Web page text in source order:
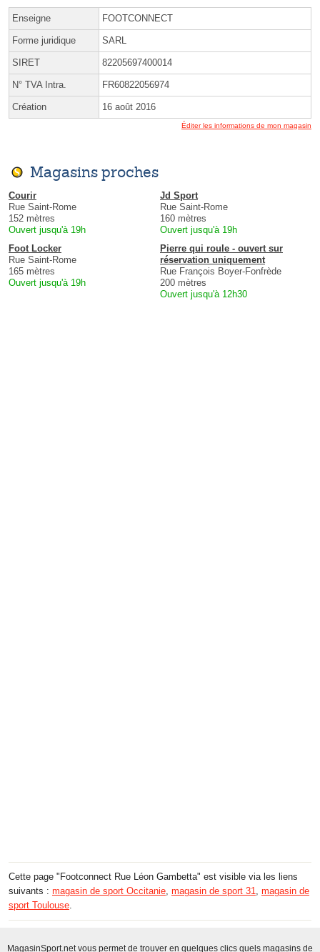
Enseigne FOOTCONNECT
Forme juridique SARL
SIRET 82205697400014
N° TVA Intra. FR60822056974
Création 16 août 2016
Éditer les informations de mon magasin
Magasins proches
Courir
Rue Saint-Rome
152 mètres
Ouvert jusqu'à 19h
Jd Sport
Rue Saint-Rome
160 mètres
Ouvert jusqu'à 19h
Foot Locker
Rue Saint-Rome
165 mètres
Ouvert jusqu'à 19h
Pierre qui roule - ouvert sur
réservation uniquement
Rue François Boyer-Fonfrède
200 mètres
Ouvert jusqu'à 12h30
Cette page "Footconnect Rue Léon Gambetta" est visible via les liens
suivants : magasin de sport Occitanie, magasin de sport 31, magasin de
sport Toulouse.
MagasinSport.net vous permet de trouver en quelques clics quels magasins de